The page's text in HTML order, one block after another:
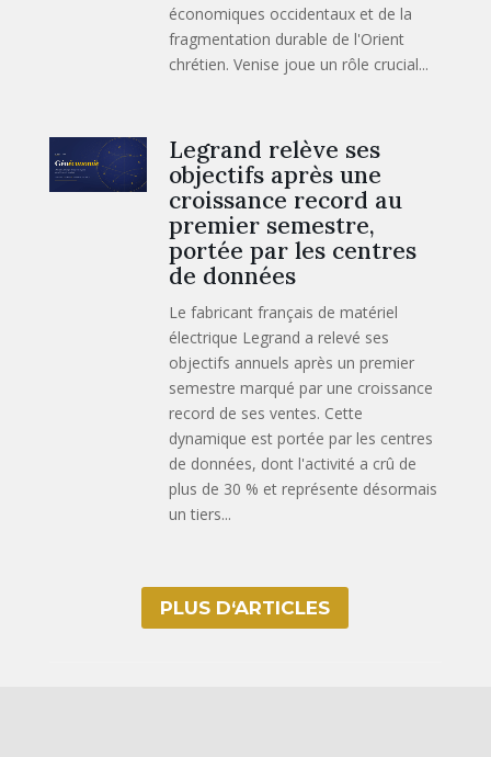
économiques occidentaux et de la
fragmentation durable de l'Orient
chrétien. Venise joue un rôle crucial...
Legrand relève ses
objectifs après une
croissance record au
premier semestre,
portée par les centres
de données
Le fabricant français de matériel
électrique Legrand a relevé ses
objectifs annuels après un premier
semestre marqué par une croissance
record de ses ventes. Cette
dynamique est portée par les centres
de données, dont l'activité a crû de
plus de 30 % et représente désormais
un tiers...
PLUS D‘ARTICLES